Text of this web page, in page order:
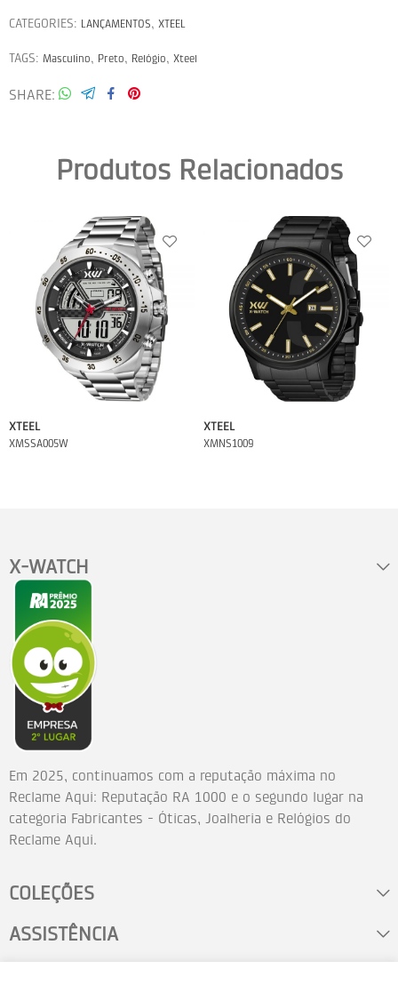
CATEGORIES: LANÇAMENTOS, XTEEL
TAGS: Masculino, Preto, Relógio, Xteel
SHARE
Produtos Relacionados
XTEEL
XMSSA005W
XTEEL
XMNS1009
X-WATCH
Em 2025, continuamos com a reputação máxima no
Reclame Aqui: Reputação RA 1000 e o segundo lugar na
categoria Fabricantes - Óticas, Joalheria e Relógios do
Reclame Aqui.
COLEÇÕES
ASSISTÊNCIA